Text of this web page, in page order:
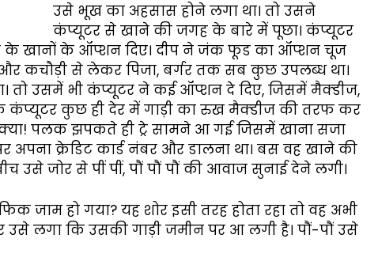
उसे भूख का अहसास होने लगा था। तो उसने
कंप्यूटर से खाने की जगह के बारे में पूछा। कंप्यूटर
खानों के ऑप्शन दिए। दीप ने जंक फूड का ऑप्शन चूज
कचौड़ी से लेकर पिजा, बर्गर तक सब कुछ उपलब्ध था।
तो उसमें भी कंप्यूटर ने कई ऑप्शन दे दिए, जिसमें मैक्डीज,
कंप्यूटर कुछ ही देर में गाड़ी का रुख मैक्डीज की तरफ कर
पलक झपकते ही ट्रे सामने आ गई जिसमें खाना सजा
क्रेडिट कार्ड नंबर और डालना था। बस वह खाने की
उसे जोर से पीं पीं, पौं पौं पौं की आवाज सुनाई देने लगी।
जाम हो गया? यह शोर इसी तरह होता रहा तो वह अभी
उसे लगा कि उसकी गाड़ी जमीन पर आ लगी है। पौं-पौं उसे